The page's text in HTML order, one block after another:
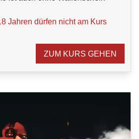
Jahren dürfen nicht am Kurs
ZUM KURS GEHEN